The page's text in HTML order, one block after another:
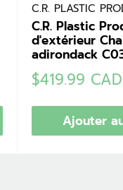
C.R. PLASTIC
C.R. Plastic
d'extérieur
adirondack
Prix
$419.99 CAD
Ajouter